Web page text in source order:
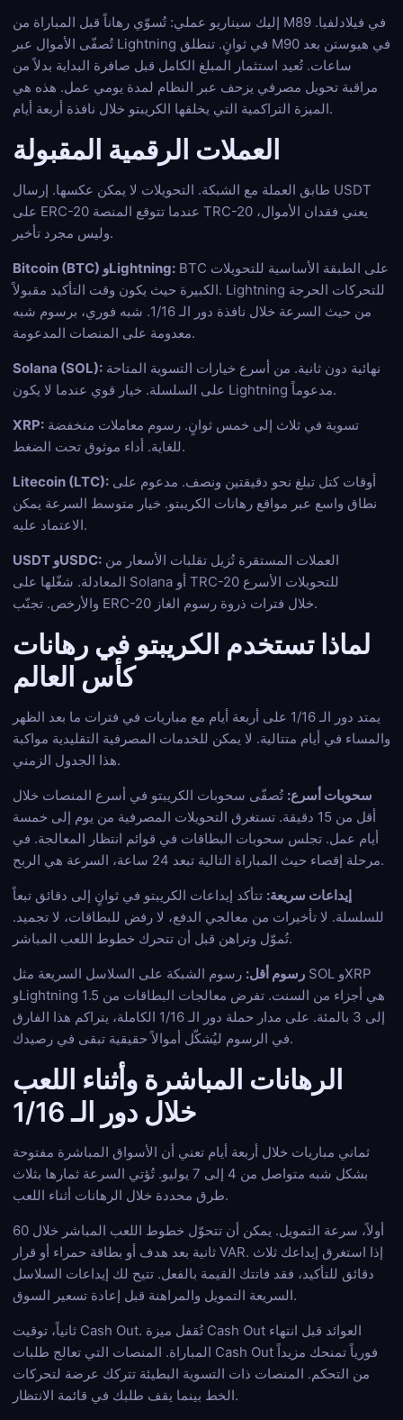
إليك سيناريو عملي: تُسوّي رهاناً قبل المباراة من M89 في فيلادلفيا.
تُصفّى الأموال عبر Lightning في ثوانٍ. تنطلق M90 في هيوستن بعد
ساعات. تُعيد استثمار المبلغ الكامل قبل صافرة البداية بدلاً من
مراقبة تحويل مصرفي يزحف عبر النظام لمدة يومي عمل. هذه هي
الميزة التراكمية التي يخلقها الكريبتو خلال نافذة أربعة أيام.
العملات الرقمية المقبولة
طابق العملة مع الشبكة. التحويلات لا يمكن عكسها. إرسال USDT
على ERC-20 عندما تتوقع المنصة TRC-20 يعني فقدان الأموال،
وليس مجرد تأخير.
Bitcoin (BTC) وLightning: BTC على الطبقة الأساسية للتحويلات
الكبيرة حيث يكون وقت التأكيد مقبولاً. Lightning للتحركات الحرجة
من حيث السرعة خلال نافذة دور الـ 1/16. شبه فوري، برسوم شبه
معدومة على المنصات المدعومة.
Solana (SOL):
على السلسلة. خيار قوي عندما لا يكون Lightning مدعوماً.
XRP:
للغاية. أداء موثوق تحت الضغط.
Litecoin (LTC):
نطاق واسع عبر مواقع رهانات الكريبتو. خيار متوسط السرعة يمكن
الاعتماد عليه.
USDT وUSDC:
المعادلة. شغّلها على Solana أو TRC-20 للتحويلات الأسرع
والأرخص. تجنّب ERC-20 خلال فترات ذروة رسوم الغاز.
لماذا تستخدم الكريبتو في رهانات
كأس العالم
يمتد دور الـ 1/16 على أربعة أيام مع مباريات في فترات ما بعد الظهر
والمساء في أيام متتالية. لا يمكن للخدمات المصرفية التقليدية مواكبة
هذا الجدول الزمني.
سحوبات أسرع: تُصفّى سحوبات الكريبتو في أسرع المنصات خلال
أقل من 15 دقيقة. تستغرق التحويلات المصرفية من يوم إلى خمسة
أيام عمل. تجلس سحوبات البطاقات في قوائم انتظار المعالجة. في
مرحلة إقصاء حيث المباراة التالية تبعد 24 ساعة، السرعة هي الربح.
إيداعات سريعة: تتأكد إيداعات الكريبتو في ثوانٍ إلى دقائق تبعاً
للسلسلة. لا تأخيرات من معالجي الدفع، لا رفض للبطاقات، لا تجميد.
تُموّل وتراهن قبل أن تتحرك خطوط اللعب المباشر.
رسوم أقل: رسوم الشبكة على السلاسل السريعة مثل SOL وXRP
وLightning هي أجزاء من السنت. تفرض معالجات البطاقات من 1.5
إلى 3 بالمئة. على مدار حملة دور الـ 1/16 الكاملة، يتراكم هذا الفارق
في الرسوم ليُشكّل أموالاً حقيقية تبقى في رصيدك.
الرهانات المباشرة وأثناء اللعب
خلال دور الـ 1/16
ثماني مباريات خلال أربعة أيام تعني أن الأسواق المباشرة مفتوحة
بشكل شبه متواصل من 4 إلى 7 يوليو. تُؤتي السرعة ثمارها بثلاث
طرق محددة خلال الرهانات أثناء اللعب.
أولاً، سرعة التمويل. يمكن أن تتحوّل خطوط اللعب المباشر خلال 60
ثانية بعد هدف أو بطاقة حمراء أو قرار VAR. إذا استغرق إيداعك ثلاث
دقائق للتأكيد، فقد فاتتك القيمة بالفعل. تتيح لك إيداعات السلاسل
السريعة التمويل والمراهنة قبل إعادة تسعير السوق.
ثانياً، توقيت Cash Out. تُقفل ميزة Cash Out العوائد قبل انتهاء
المباراة. المنصات التي تعالج طلبات Cash Out فورياً تمنحك مزيداً
من التحكم. المنصات ذات التسوية البطيئة تتركك عرضة لتحركات
الخط بينما يقف طلبك في قائمة الانتظار.